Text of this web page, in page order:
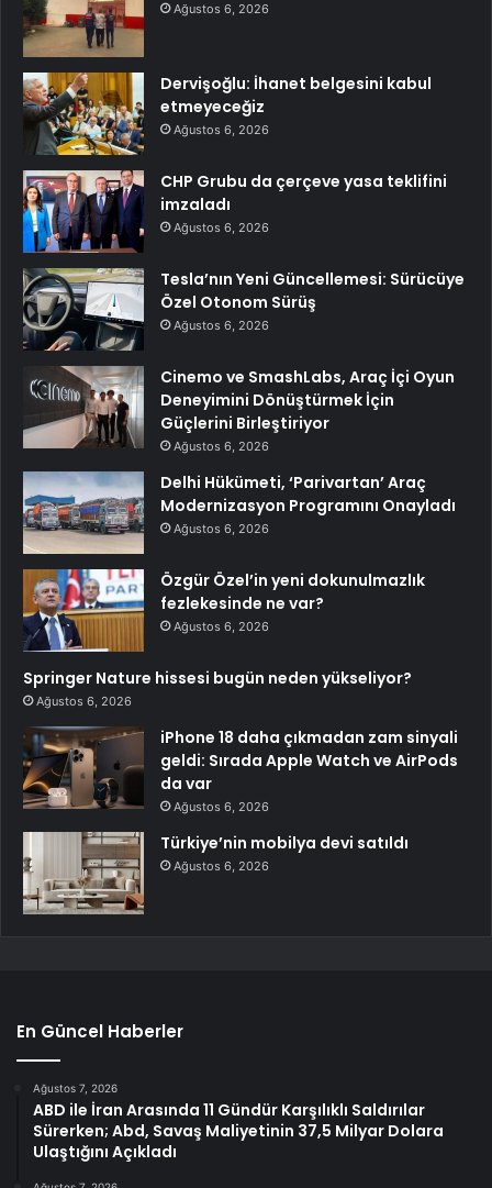
Ağustos 6, 2026
Dervişoğlu: İhanet belgesini kabul
etmeyeceğiz
Ağustos 6, 2026
CHP Grubu da çerçeve yasa teklifini
imzaladı
Ağustos 6, 2026
Tesla’nın Yeni Güncellemesi: Sürücüye
Özel Otonom Sürüş
Ağustos 6, 2026
Cinemo ve SmashLabs, Araç İçi Oyun
Deneyimini Dönüştürmek İçin
Güçlerini Birleştiriyor
Ağustos 6, 2026
Delhi Hükümeti, ‘Parivartan’ Araç
Modernizasyon Programını Onayladı
Ağustos 6, 2026
Özgür Özel’in yeni dokunulmazlık
fezlekesinde ne var?
Ağustos 6, 2026
Springer Nature hissesi bugün neden yükseliyor?
Ağustos 6, 2026
iPhone 18 daha çıkmadan zam sinyali
geldi: Sırada Apple Watch ve AirPods
da var
Ağustos 6, 2026
Türkiye’nin mobilya devi satıldı
Ağustos 6, 2026
En Güncel Haberler
Ağustos 7, 2026
ABD ile İran Arasında 11 Gündür Karşılıklı Saldırılar
Sürerken; Abd, Savaş Maliyetinin 37,5 Milyar Dolara
Ulaştığını Açıkladı